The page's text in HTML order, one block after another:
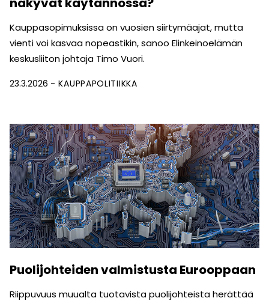
Kauppasopimuksissa on vuosien siirtymäajat, mutta
vienti voi kasvaa nopeastikin, sanoo Elinkeinoelämän
keskusliiton johtaja Timo Vuori.
23.3.2026 KAUPPAPOLITIIKKA
Puolijohteiden valmistusta Eurooppaan
Riippuvuus muualta tuotavista puolijohteista herättää